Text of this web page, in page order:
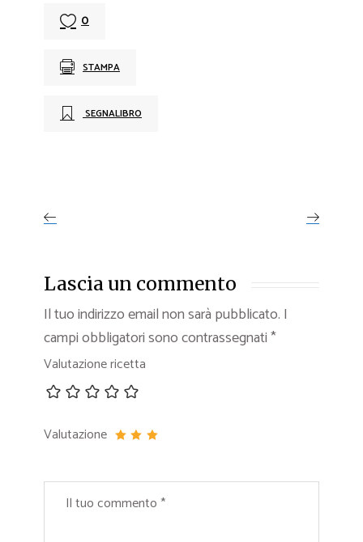
0
STAMPA
SEGNALIBRO
Lascia un commento
Il tuo indirizzo email non sarà pubblicato. I
campi obbligatori sono contrassegnati*
Valutazione ricetta
Valutazione